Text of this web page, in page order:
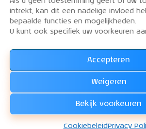
intrekt, kan dit een nadelige invloed
bepaalde functies en mogelijkheden.
U kunt ook specifiek uw voorkeuren
Accepteren
Weigeren
Bekijk voorkeuren
Cookiebeleid Privacy
Word lid van de KLM Aeroclub.
lid of vliegend lid. Ook niet KLM-
Lees alles over het lidmaatschap van
WORD LID !!!
© 2026. Alle rechten